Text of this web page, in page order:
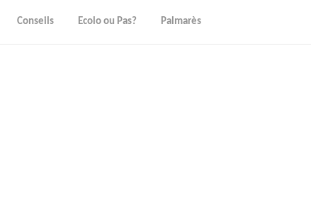
Conseils Ecolo ou Pas? Palmarès